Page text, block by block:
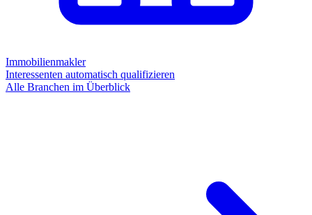
Immobilienmakler
Interessenten automatisch qualifizieren
Alle Branchen im Überblick